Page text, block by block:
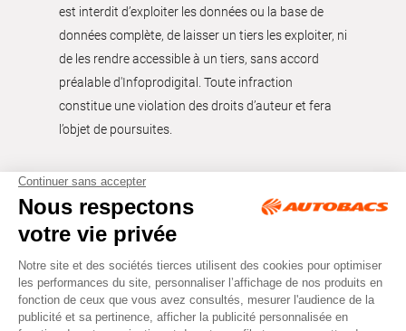
est interdit d’exploiter les données ou la base de
données complète, de laisser un tiers les exploiter, ni
de les rendre accessible à un tiers, sans accord
préalable d'Infoprodigital. Toute infraction
constitue une violation des droits d’auteur et fera
l’objet de poursuites.
Tous droits réservés © Autobacs